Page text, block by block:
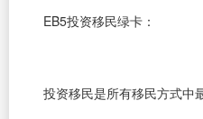
EB5投资移民绿卡：
投资移民是所有移民方式中